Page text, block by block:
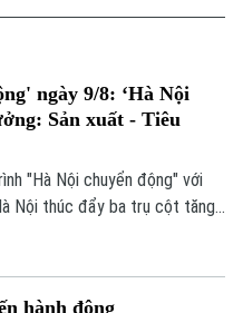
ngày 9/8: ‘Hà Nội
Sản xuất - Tiêu
"Hà Nội chuyển động" với
Nội thúc đẩy ba trụ cột tăng
hành động